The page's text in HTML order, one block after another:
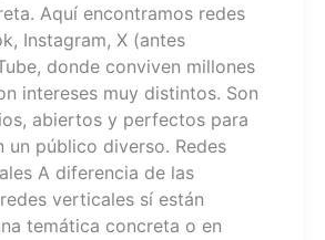
Aquí encontramos redes
Instagram, X (antes
donde conviven millones
intereses muy distintos. Son
abiertos y perfectos para
un público diverso. Redes
A diferencia de las
verticales sí están
temática concreta o en